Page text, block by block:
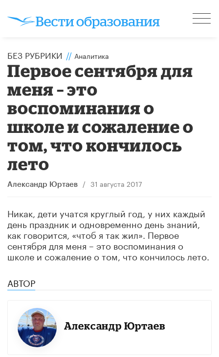
БЕЗ РУБРИКИ // Аналитика
Первое сентября для
меня – это
воспоминания о
школе и сожаление о
том, что кончилось
лето​
Александр Юртаев / 31 августа 2017
Никак, дети учатся круглый год, у них каждый
день праздник и одновременно день знаний,
как говорится, «чтоб я так жил». Первое
сентября для меня – это воспоминания о
школе и сожаление о том, что кончилось лето.
АВТОР
Александр Юртаев